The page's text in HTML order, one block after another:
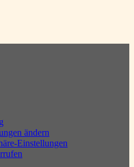
ändern
Einstellungen